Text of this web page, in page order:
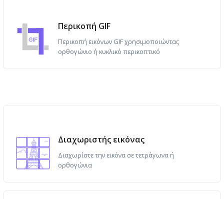
Περικοπή GIF
Περικοπή εικόνων GIF χρησιμοποιώντας
ορθογώνιο ή κυκλικό περικοπτικό
Διαχωριστής εικόνας
Διαχωρίστε την εικόνα σε τετράγωνα ή
ορθογώνια